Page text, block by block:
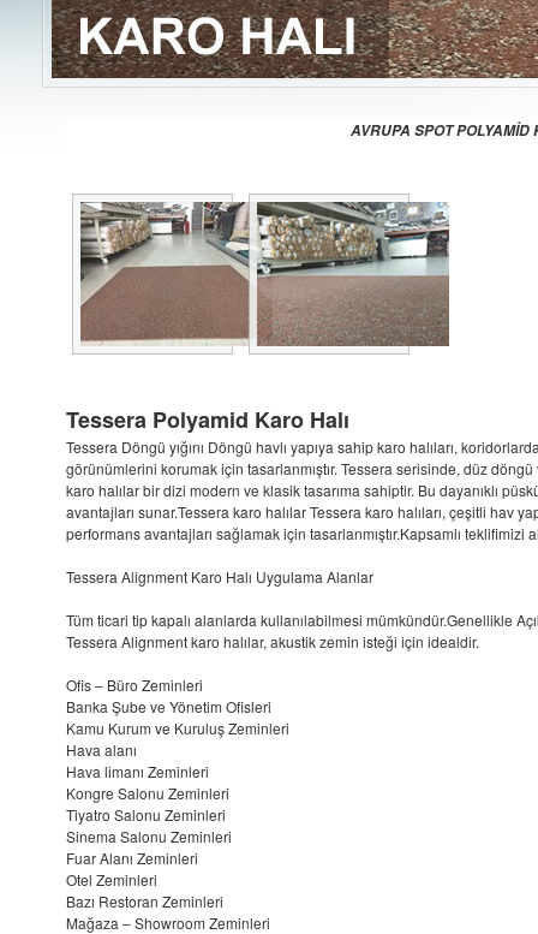
AVRUPA SPOT
Tessera Polyamid Karo Halı
Tessera Döngü yığını Döngü havlı yapıya sahip karo halıları,
görünümlerini korumak için tasarlanmıştır. Tessera serisinde, düz döngü
karo halılar bir dizi modern ve klasik tasarıma sahiptir. Bu dayanıklı
avantajları sunar.Tessera karo halılar Tessera karo halıları, çeşitli hav
performans avantajları sağlamak için tasarlanmıştır.Kapsamlı teklifimizi
Tessera Alignment Karo Halı Uygulama Alanlar
Tüm ticari tip kapalı alanlarda kullanılabilmesi mümkündür.Genellikle
Tessera Alignment karo halılar, akustik zemin isteği için idealdir.
Ofis – Büro Zeminleri
Banka Şube ve Yönetim Ofisleri
Kamu Kurum ve Kuruluş Zeminleri
Hava alanı
Hava limanı Zeminleri
Kongre Salonu Zeminleri
Tiyatro Salonu Zeminleri
Sinema Salonu Zeminleri
Fuar Alanı Zeminleri
Otel Zeminleri
Bazı Restoran Zeminleri
Mağaza – Showroom Zeminleri